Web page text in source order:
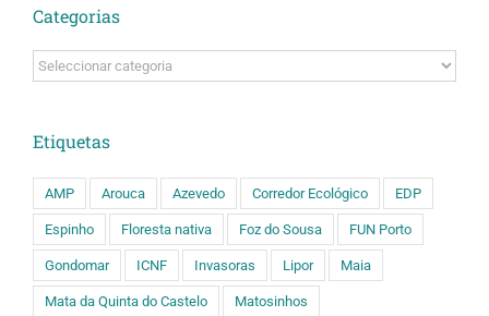
Categorias
Categorias
Etiquetas
AMP Arouca Azevedo Corredor Ecológico EDP
Espinho Floresta nativa Foz do Sousa FUN Porto
Gondomar ICNF Invasoras Lipor Maia
Mata da Quinta do Castelo Matosinhos